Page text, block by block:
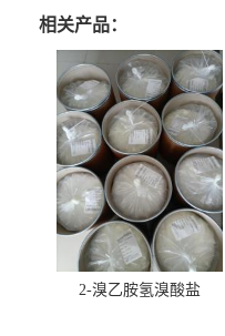
相关产品：
2-溴乙胺氢溴酸盐